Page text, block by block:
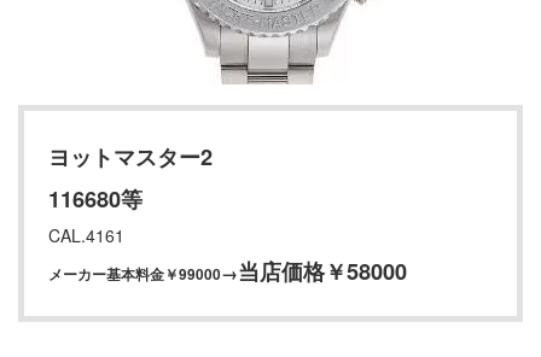
ヨットマスター2
116680等
CAL.4161
メーカー基本料金￥99000→当店価格￥58000